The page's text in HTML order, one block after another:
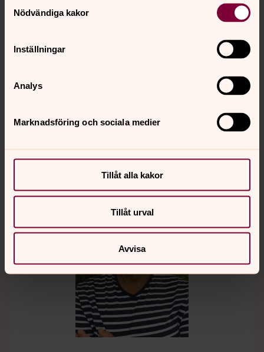
Nödvändiga kakor
Inställningar
Analys
Marknadsföring och sociala medier
Tillåt alla kakor
Tillåt urval
Avvisa
Kyrkogårdschef
Direkt:
E-post:angelique.ohlin@svenskakyrkan.se